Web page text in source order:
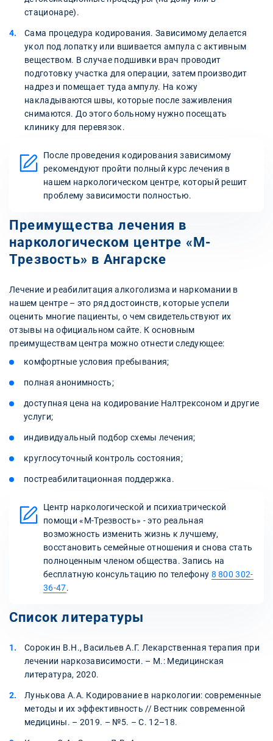
стационаре).
Сама процедура кодирования. Зависимому делается
укол под лопатку или вшивается ампула с активным
веществом. В случае подшивки врач проводит
подготовку участка для операции, затем производит
надрез и помещает туда ампулу. На кожу
накладываются швы, которые после заживления
снимаются. До этого больному нужно посещать
клинику для перевязок.
После проведения кодирования зависимому
рекомендуют пройти полный курс лечения в
нашем наркологическом центре, который решит
проблему зависимости полностью.
Преимущества лечения в
наркологическом центре «М-
Трезвость» в Ангарске
Лечение и реабилитация алкоголизма и наркомании в
нашем центре – это ряд достоинств, которые успели
оценить многие пациенты, о чем свидетельствуют их
отзывы на официальном сайте. К основным
преимуществам центра можно отнести следующее:
комфортные условия пребывания;
полная анонимность;
доступная цена на кодирование Налтрексоном и другие
услуги;
индивидуальный подбор схемы лечения;
круглосуточный контроль состояния;
постреабилитационная поддержка.
Центр наркологической и психиатрической
помощи «М-Трезвость» - это реальная
возможность изменить жизнь к лучшему,
восстановить семейные отношения и снова стать
полноценным членом общества. Запись на
бесплатную консультацию по телефону 8 800 302-
36-47.
Список литературы
Сорокин В.Н., Васильев А.Г. Лекарственная терапия при
лечении наркозависимости. – М.: Медицинская
литература, 2020.
Лунькова А.А. Кодирование в наркологии: современные
методы и их эффективность // Вестник современной
медицины. – 2019. – №5. – С. 12–18.